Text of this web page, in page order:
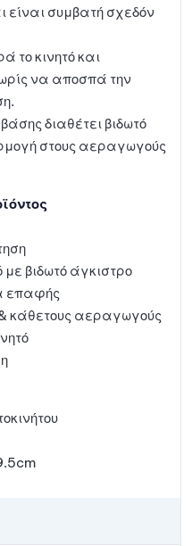
είναι συμβατή σχεδόν
το κινητό και
να αποσπά την
διαθέτει βιδωτό
στους αεραγωγούς
βιδωτό άγκιστρο
επαφής
& κάθετους αεραγωγούς